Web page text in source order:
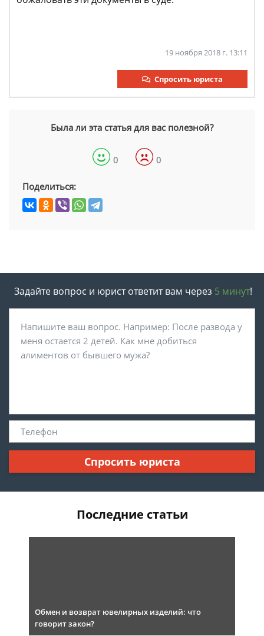
19 ноября 2018 г. 13:11
Спросить юриста
Была ли эта статья для вас полезной?
0 0
Поделиться:
Задайте вопрос и юрист ответит вам через 5 минут!
Спросить юриста
Последние статьи
Обмен и возврат ювелирных изделий: что
говорит закон?